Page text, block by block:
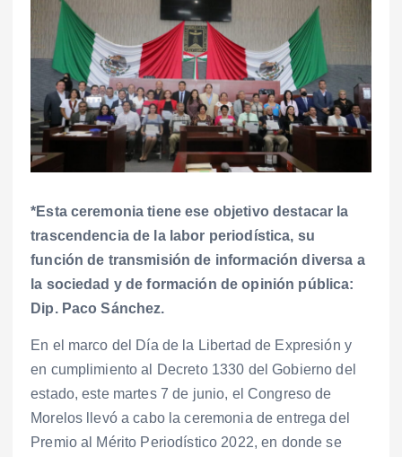
*Esta ceremonia tiene ese objetivo destacar la
trascendencia de la labor periodística, su
función de transmisión de información diversa a
la sociedad y de formación de opinión pública:
Dip. Paco Sánchez.
En el marco del Día de la Libertad de Expresión y
en cumplimiento al Decreto 1330 del Gobierno del
estado, este martes 7 de junio, el Congreso de
Morelos llevó a cabo la ceremonia de entrega del
Premio al Mérito Periodístico 2022, en donde se